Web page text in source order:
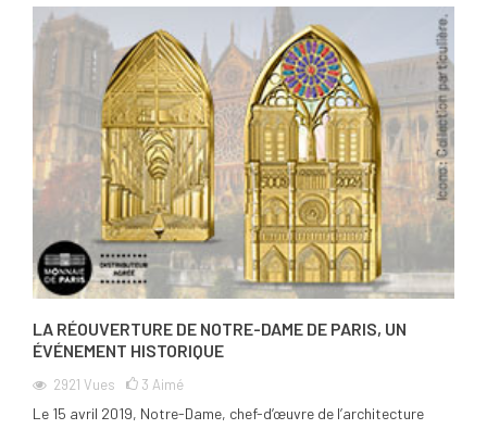
LA RÉOUVERTURE DE NOTRE-DAME DE PARIS, UN
ÉVÉNEMENT HISTORIQUE
2921 Vues 3 Aimé
Le 15 avril 2019, Notre-Dame, chef-d’œuvre de l’architecture